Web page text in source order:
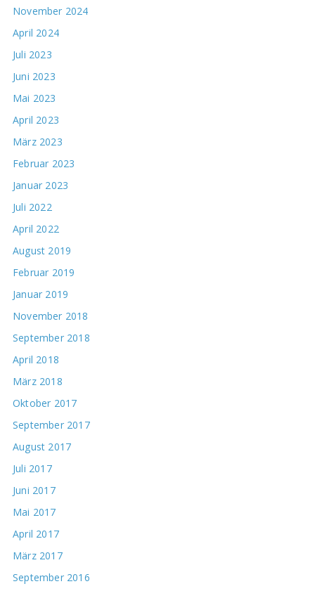
November 2024
April 2024
Juli 2023
Juni 2023
Mai 2023
April 2023
März 2023
Februar 2023
Januar 2023
Juli 2022
April 2022
August 2019
Februar 2019
Januar 2019
November 2018
September 2018
April 2018
März 2018
Oktober 2017
September 2017
August 2017
Juli 2017
Juni 2017
Mai 2017
April 2017
März 2017
September 2016